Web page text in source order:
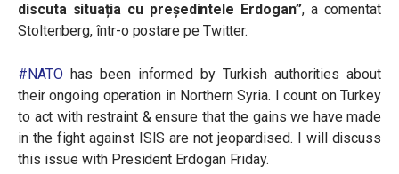
discuta situația cu președintele Erdogan”, a comentat
Stoltenberg, într-o postare pe Twitter.
#NATOhas been informed by Turkish authorities about
their ongoing operation in Northern Syria. I count on Turkey
to act with restraint & ensure that the gains we have made
in the fight against ISIS are not jeopardised. I will discuss
this issue with President Erdogan Friday.